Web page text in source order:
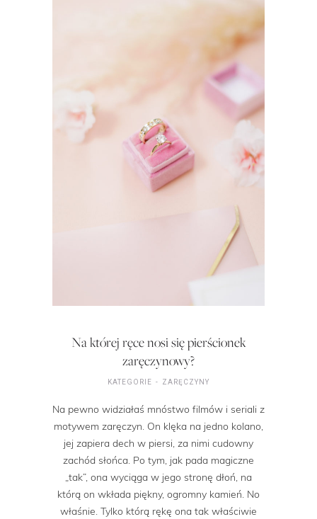
Na której ręce nosi się pierścionek
zaręczynowy?
KATEGORIE ZARĘCZYNY
Na pewno widziałaś mnóstwo filmów i seriali z
motywem zaręczyn. On klęka na jedno kolano,
jej zapiera dech w piersi, za nimi cudowny
zachód słońca. Po tym, jak pada magiczne
„tak”, ona wyciąga w jego stronę dłoń, na
którą on wkłada piękny, ogromny kamień. No
właśnie. Tylko którą rękę ona tak właściwie